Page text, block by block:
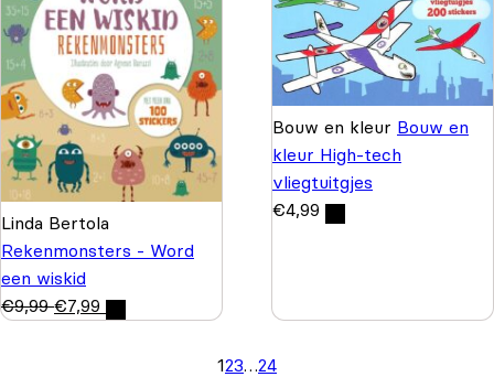
Linda Bertola
Rekenmonsters - Word
een wiskid
€9,99 €7,99
Bouw en kleur Bouw en
kleur High-tech
vliegtuitgjes
€4,99
123…24